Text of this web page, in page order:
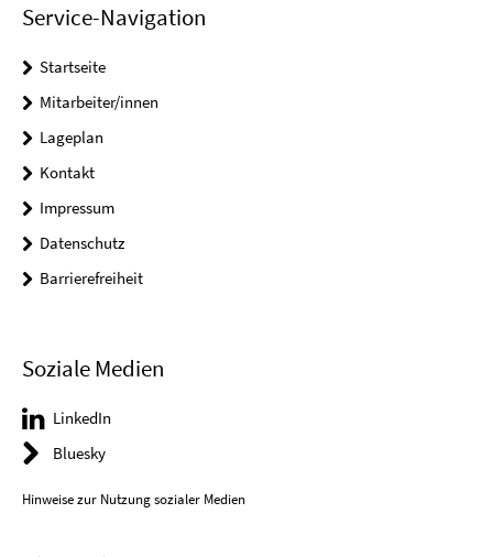
Service-Navigation
Startseite
Mitarbeiter/innen
Lageplan
Kontakt
Impressum
Datenschutz
Barrierefreiheit
Soziale Medien
LinkedIn
Bluesky
Hinweise zur Nutzung sozialer Medien